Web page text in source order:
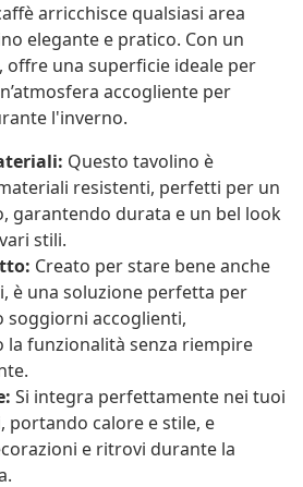
arricchisce qualsiasi area
elegante e pratico. Con un
offre una superficie ideale per
accogliente per
l'inverno.
Questo tavolino è
resistenti, perfetti per un
garantendo durata e un bel look
stili.
Creato per stare bene anche
è una soluzione perfetta per
soggiorni accoglienti,
la funzionalità senza riempire
Si integra perfettamente nei tuoi
portando calore e stile, e
e ritrovi durante la